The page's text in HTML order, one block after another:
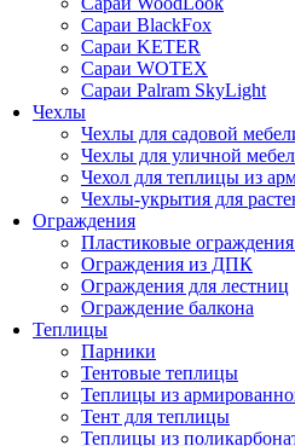
Сараи BlackFox
Сараи KETER
Сараи WOTEX
Сараи Palram SkyLight
Чехлы
Чехлы для садовой
Чехлы для уличной
Чехол для теплицы из
Чехлы-укрытия для
Ограждения
Пластиковые
Ограждения из ДПК
Ограждения для лестниц
Ограждение балкона
Теплицы
Парники
Тентовые теплицы
Теплицы из
Тент для теплицы
Теплицы из